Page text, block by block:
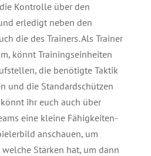
Kontrolle über den
erledigt neben den
die des Trainers. Als Trainer
könnt Trainingseinheiten
die benötigte Taktik
und die Standardschützen
ihr euch auch über
eine kleine Fähigkeiten-
anschauen, um
Stärken hat, um dann